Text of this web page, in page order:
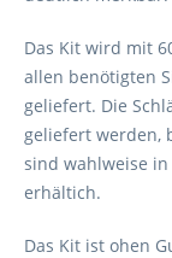
Das Kit wird mit
allen benötigten
geliefert. Die
geliefert werden,
sind wahlweise
erhältich.
Das Kit ist ohen